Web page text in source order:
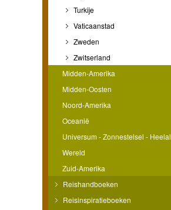
Turkije
Vaticaanstad
Zweden
Zwitserland
Midden-Amerika
Midden-Oosten
Noord-Amerika
Oceanië
Universum - Zonnestelsel - Heelal
Wereld
Zuid-Amerika
Reishandboeken
Reisinspiratieboeken